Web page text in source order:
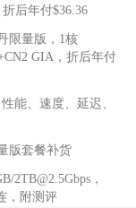
后年付$36.36
限量版，1核
GIA，折后年付
能、速度、延迟、
版套餐补货
2TB@2.5Gbps，
，附测评